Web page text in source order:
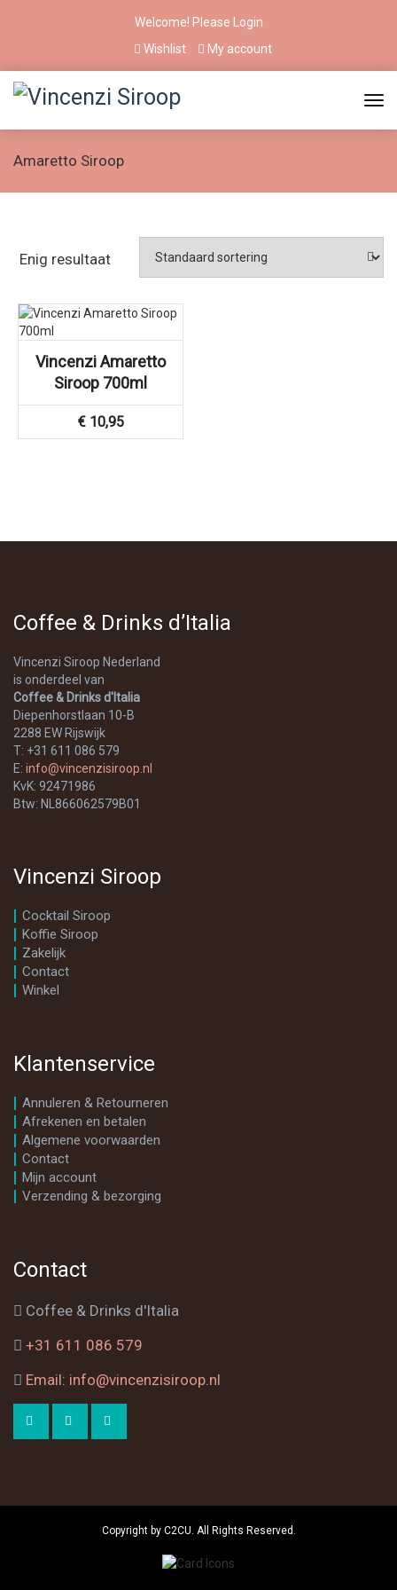
Welcome! Please
Login
Wishlist
My account
Amaretto Siroop
Enig resultaat
Vincenzi Amaretto
Siroop 700ml
€10,95
Coffee & Drinks d’Italia
Vincenzi Siroop Nederland
is onderdeel van
Coffee & Drinks d'Italia
Diepenhorstlaan 10-B
2288 EW Rijswijk
T: +31 611 086 579
E: info@vincenzisiroop.nl
KvK: 92471986
Btw: NL866062579B01
Vincenzi Siroop
Cocktail Siroop
Koffie Siroop
Zakelijk
Contact
Winkel
Klantenservice
Annuleren & Retourneren
Afrekenen en betalen
Algemene voorwaarden
Contact
Mijn account
Verzending & bezorging
Contact
Coffee & Drinks d'Italia
+31 611 086 579
Email: info@vincenzisiroop.nl
Copyright by C2CU. All Rights Reserved.